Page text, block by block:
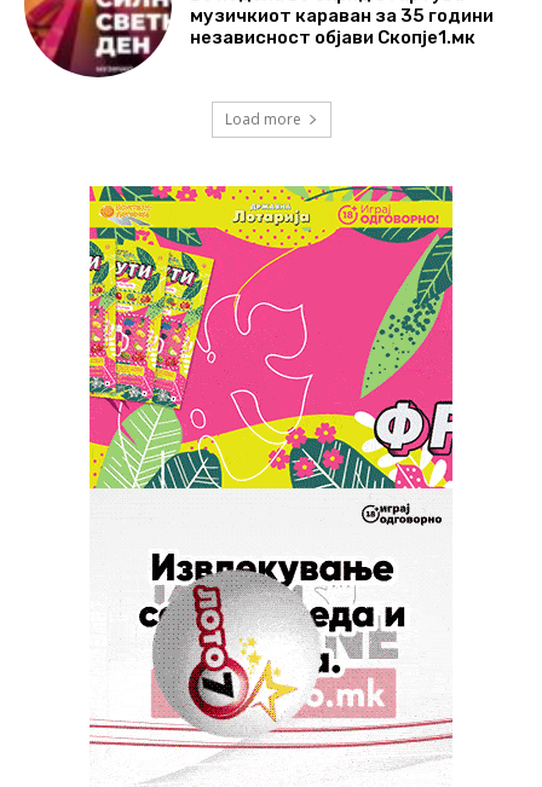
музичкиот караван за 35 години
независност објави Скопје1.мк
Load more